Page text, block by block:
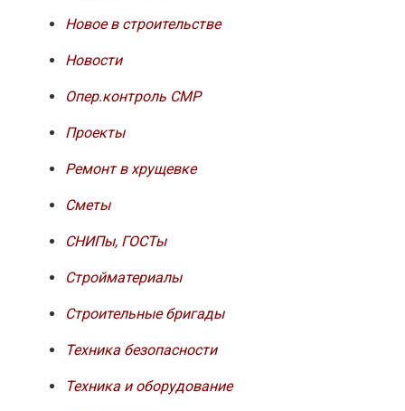
Новое в строительстве
Новости
Опер.контроль СМР
Проекты
Ремонт в хрущевке
Сметы
СНИПы, ГОСТы
Стройматериалы
Строительные бригады
Техника безопасности
Техника и оборудование